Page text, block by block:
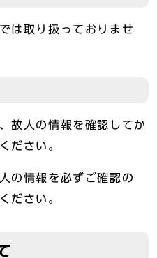
は取り扱っておりませ
故人の情報を確認してか
ださい。
の情報を必ずご確認の
ださい。